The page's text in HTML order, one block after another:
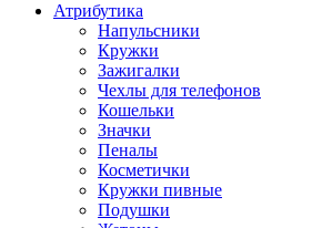
Атрибутика
Напульсники
Кружки
Зажигалки
Чехлы для телефонов
Кошельки
Значки
Пеналы
Косметички
Кружки пивные
Подушки